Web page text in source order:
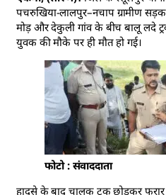
पचरुखिया-लालपुर–नचाप ग्रामीण
मोड़ और देकुली गांव के बीच बालू लदे
युवक की मौके पर ही मौत हो गई।
फोटो : संवाददाता
हादसे के बाद चालक ट्रक छोड़कर